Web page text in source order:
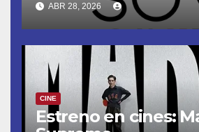
ABR 28, 2026
CINE
Estreno en cines: